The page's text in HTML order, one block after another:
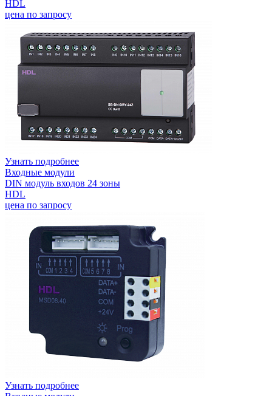
HDL
цена по запросу
Узнать подробнее
Входные модули
DIN модуль входов 24 зоны
HDL
цена по запросу
Узнать подробнее